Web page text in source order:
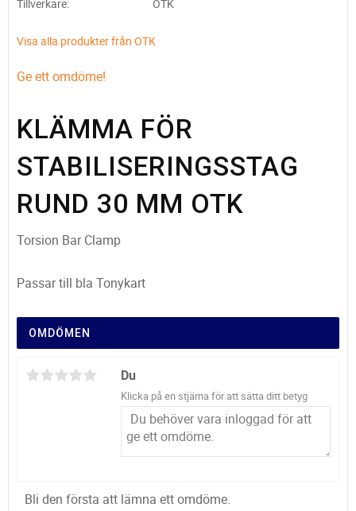
Tillverkare
OTK
Visa alla produkter från OTK
Ge ett omdöme!
KLÄMMA FÖR
STABILISERINGSSTAG
RUND 30 MM OTK
Torsion Bar Clamp
Passar till bla Tonykart
OMDÖMEN
Du
Klicka på en stjärna för att sätta ditt betyg
Bli den första att lämna ett omdöme.